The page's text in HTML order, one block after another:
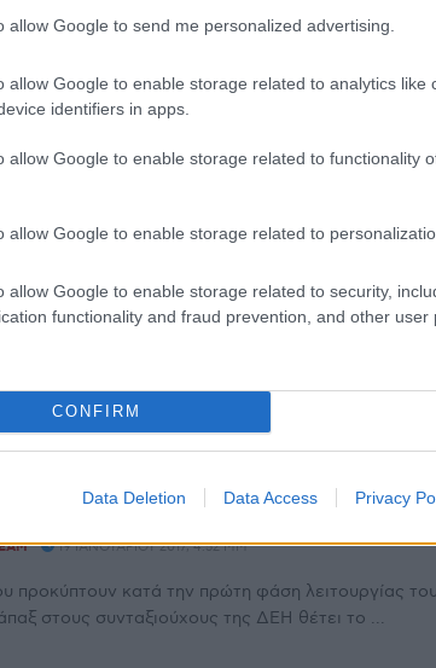
allow Google to send me personalized advertising.
allow Google to enable storage related to analytics like
identifiers in apps.
allow Google to enable storage related to functionality
allow Google to enable storage related to
allow Google to enable storage related to security,
functionality and fraud prevention, and other user
CONFIRM
Data Deletion Data Access Privacy
Το προεδρείο του Σωματείου
εφάπαξ σε συνταξιούχους
15 ΜΑΡΤΊΟΥ 2017, 4:04 ΜΜ
της εφάπαξ αποζημίωσης συνταξιούχων της ΔΕΗ
ΔΕΗ: Υπόμνημα στον
19 ΙΑΝΟΥΑΡΊΟΥ 2017, 4:52 ΜΜ
προκύπτουν κατά την πρώτη φάση λειτουργίας
στους συνταξιούχους της ΔΕΗ θέτει το ...